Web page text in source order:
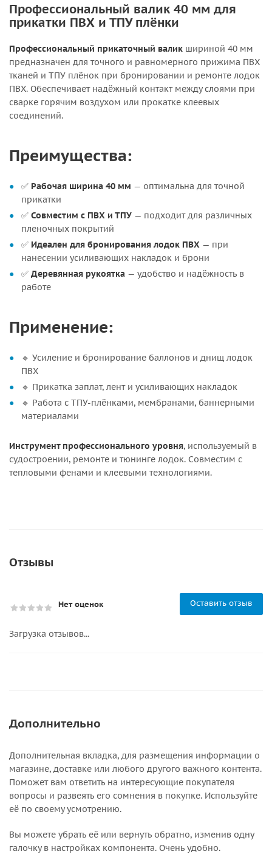
Профессиональный валик 40 мм для
прикатки ПВХ и ТПУ плёнки
Профессиональный прикаточный валик шириной 40 мм
предназначен для точного и равномерного прижима ПВХ
тканей и ТПУ плёнок при бронировании и ремонте лодок
ПВХ. Обеспечивает надёжный контакт между слоями при
сварке горячим воздухом или прокатке клеевых
соединений.
Преимущества:
✅ Рабочая ширина 40 мм — оптимальна для точной
прикатки
✅ Совместим с ПВХ и ТПУ — подходит для различных
пленочных покрытий
✅ Идеален для бронирования лодок ПВХ — при
нанесении усиливающих накладок и брони
✅ Деревянная рукоятка — удобство и надёжность в
работе
Применение:
🔹 Усиление и бронирование баллонов и днищ лодок
ПВХ
🔹 Прикатка заплат, лент и усиливающих накладок
🔹 Работа с ТПУ-плёнками, мембранами, баннерными
материалами
Инструмент профессионального уровня, используемый в
судостроении, ремонте и тюнинге лодок. Совместим с
тепловыми фенами и клеевыми технологиями.
Отзывы
Нет оценок Оставить отзыв
Загрузка отзывов...
Дополнительно
Дополнительная вкладка, для размещения информации о
магазине, доставке или любого другого важного контента.
Поможет вам ответить на интересующие покупателя
вопросы и развеять его сомнения в покупке. Используйте
её по своему усмотрению.
Вы можете убрать её или вернуть обратно, изменив одну
галочку в настройках компонента. Очень удобно.